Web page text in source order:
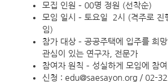
모집 인원 – 00명 정원 (선착순)
모임 일시 – 토요일 2시 (격주로 진
임)
참가 대상 – 공공주택에 입주를 희
관심이 있는 연구자, 전문가
참여자 원칙 – 성실하게 모임에 참
신청 : edu@saesayon.org / 02-